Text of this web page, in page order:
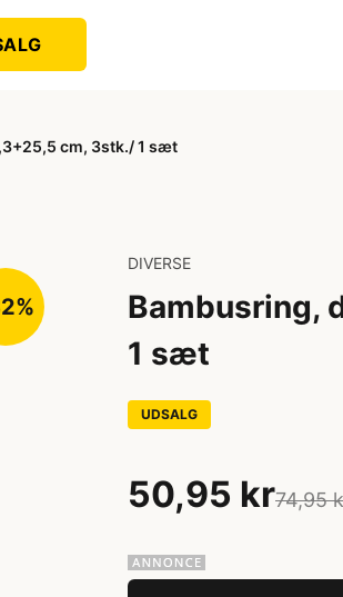
cm, 3stk./ 1 sæt
DIVERSE
Bambusring,
1 sæt
UDSALG
50,95 kr74,95